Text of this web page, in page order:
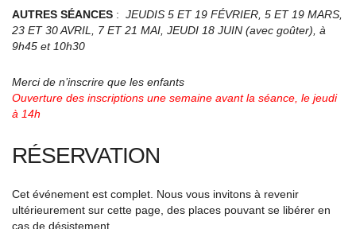
AUTRES SÉANCES : JEUDIS 5 ET 19 FÉVRIER, 5 ET 19 MARS,
23 ET 30 AVRIL, 7 ET 21 MAI, JEUDI 18 JUIN (avec goûter), à
9h45 et 10h30
Merci de n’inscrire que les enfants
Ouverture des inscriptions une semaine avant la séance, le jeudi
à 14h
RÉSERVATION
Cet événement est complet. Nous vous invitons à revenir
ultérieurement sur cette page, des places pouvant se libérer en
cas de désistement.